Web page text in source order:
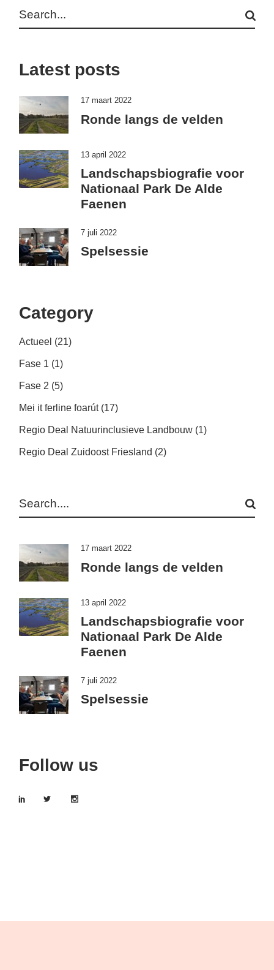
Latest posts
17 maart 2022
Ronde langs de velden
13 april 2022
Landschapsbiografie voor
Nationaal Park De Alde
Faenen
7 juli 2022
Spelsessie
Category
Actueel (21)
Fase 1 (1)
Fase 2 (5)
Mei it ferline foarút(17)
Regio Deal Natuurinclusieve Landbouw (1)
Regio Deal Zuidoost Friesland (2)
17 maart 2022
Ronde langs de velden
13 april 2022
Landschapsbiografie voor
Nationaal Park De Alde
Faenen
7 juli 2022
Spelsessie
Follow us